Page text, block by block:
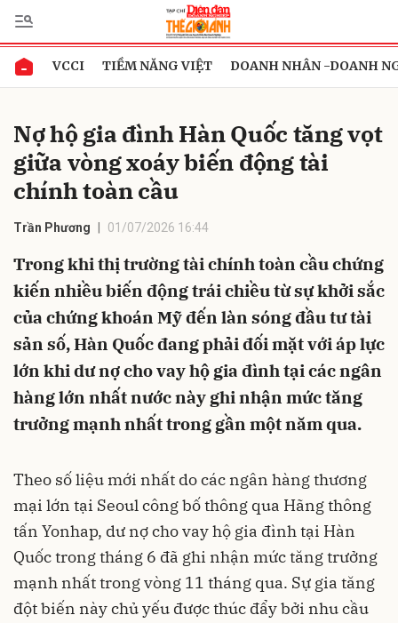
VCCI TIỀM NĂNG VIỆT DOANH NHÂN -DOANH
Nợ hộ gia đình Hàn Quốc tăng vọt
giữa vòng xoáy biến động tài
chính toàn cầu
Trần Phương 01/07/2026 16:44
Trong khi thị trường tài chính toàn cầu chứng
kiến nhiều biến động trái chiều từ sự khởi sắc
của chứng khoán Mỹ đến làn sóng đầu tư tài
sản số, Hàn Quốc đang phải đối mặt với áp lực
lớn khi dư nợ cho vay hộ gia đình tại các ngân
hàng lớn nhất nước này ghi nhận mức tăng
trưởng mạnh nhất trong gần một năm qua.
Theo số liệu mới nhất do các ngân hàng thương
mại lớn tại Seoul công bố thông qua Hãng thông
tấn Yonhap, dư nợ cho vay hộ gia đình tại Hàn
Quốc trong tháng 6 đã ghi nhận mức tăng trưởng
mạnh nhất trong vòng 11 tháng qua. Sự gia tăng
đột biến này chủ yếu được thúc đẩy bởi nhu cầu
Gửi bình luận
Hủy Gửi